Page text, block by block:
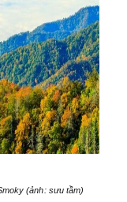
(ảnh: sưu tầm)